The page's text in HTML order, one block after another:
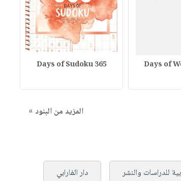
365 Days of Sudoku
المزيد من البنود »
للدراسات والنشر دار الفارابي